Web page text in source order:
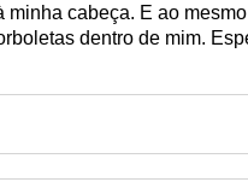
minha cabeça. E ao
dentro de mim.